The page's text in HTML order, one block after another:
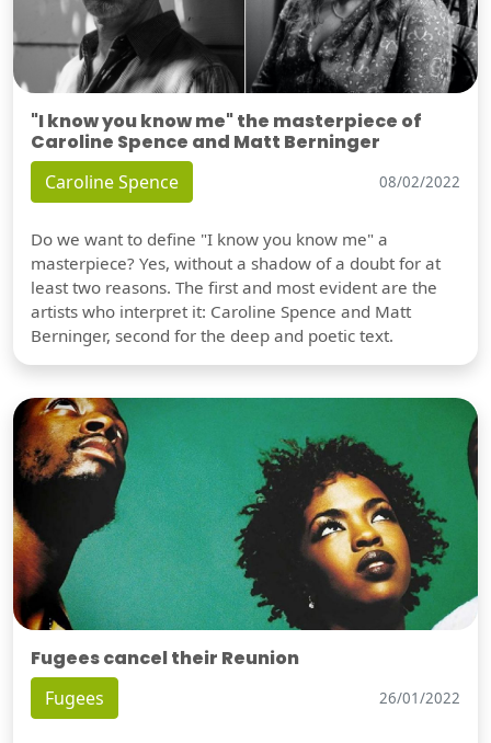
"I know you know me" the masterpiece of
Caroline Spence and Matt Berninger
Caroline Spence 08/02/2022
Do we want to define "I know you know me" a
masterpiece? Yes, without a shadow of a doubt for at
least two reasons. The first and most evident are the
artists who interpret it: Caroline Spence and Matt
Berninger, second for the deep and poetic text.
Fugees cancel their Reunion
Fugees 26/01/2022